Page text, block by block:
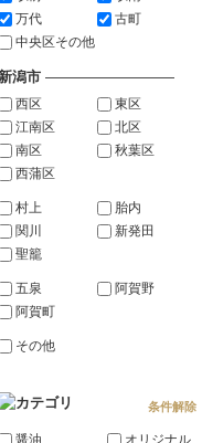
万代
古町
中央区その他
潟市 ―――――――――
西区
東区
江南区
北区
南区
秋葉区
西蒲区
村上
胎内
関川
新発田
聖籠
五泉
阿賀野
阿賀町
その他
条件解除
醤油
オリジナル